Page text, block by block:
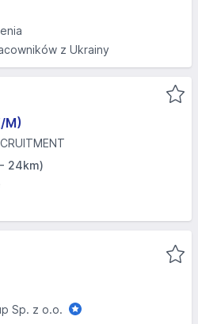
z Ukrainy
M)
24km)
Sp. z o.o.